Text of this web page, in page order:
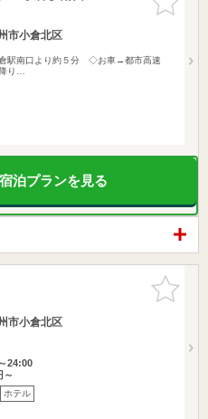
りに追加
市小倉北区
駅南口より約５分 ◇お車→都市高速
り…
泊プランを見る
お気に入
りに追加
市小倉北区
24:00
～
ホテル